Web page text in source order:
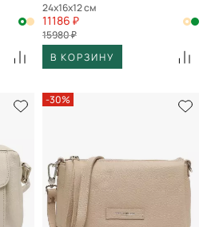
24x16x12 см
11186 ₽
15980 ₽
В КОРЗИНУ
-30%